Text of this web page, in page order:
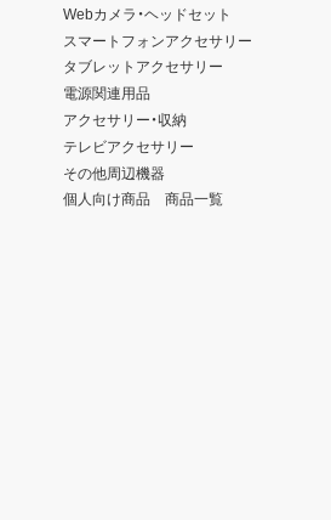
Webカメラ・ヘッドセット
スマートフォンアクセサリー
タブレットアクセサリー
電源関連用品
アクセサリー・収納
テレビアクセサリー
その他周辺機器
個人向け商品 商品一覧